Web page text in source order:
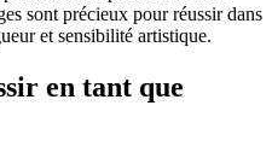
sont précieux pour réussir dans
et sensibilité artistique.
en tant que